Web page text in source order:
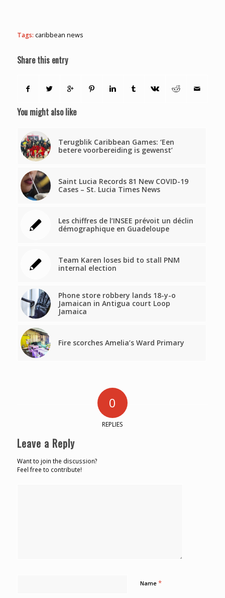
Tags: caribbean news
Share this entry
You might also like
Terugblik Caribbean Games: ‘Een
betere voorbereiding is gewenst’
Saint Lucia Records 81 New COVID-19
Cases – St. Lucia Times News
Les chiffres de l’INSEE prévoit un déclin
démographique en Guadeloupe
Team Karen loses bid to stall PNM
internal election
Phone store robbery lands 18-y-o
Jamaican in Antigua court Loop
Jamaica
Fire scorches Amelia’s Ward Primary
0
REPLIES
Leave a Reply
Want to join the discussion?
Feel free to contribute!
Name *